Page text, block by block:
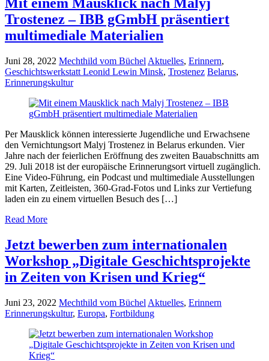
Trostenez – IBB gGmbH präsentiert
multimediale Materialien
Juni 28, 2022 Mechthild vom Büchel Aktuelles, Erinnern,
Geschichtswerkstatt Leonid Lewin Minsk, Trostenez Belarus,
Erinnerungskultur
Per Mausklick können interessierte Jugendliche und Erwachsene
den Vernichtungsort Malyj Trostenez in Belarus erkunden. Vier
Jahre nach der feierlichen Eröffnung des zweiten Bauabschnitts am
29. Juli 2018 ist der europäische Erinnerungsort virtuell zugänglich.
Eine Video-Führung, ein Podcast und multimediale Ausstellungen
mit Karten, Zeitleisten, 360-Grad-Fotos und Links zur Vertiefung
laden ein zu einem virtuellen Besuch des […]
Read More
Jetzt bewerben zum internationalen
Workshop „Digitale Geschichtsprojekte
in Zeiten von Krisen und Krieg“
Juni 23, 2022 Mechthild vom Büchel Aktuelles, Erinnern
Erinnerungskultur, Europa, Fortbildung